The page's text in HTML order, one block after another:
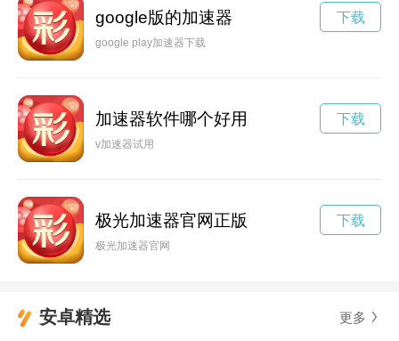
google版的加速器
google play加速器下载
下载
加速器软件哪个好用
v加速器试用
下载
极光加速器官网正版
极光加速器官网
下载
安卓精选 更多